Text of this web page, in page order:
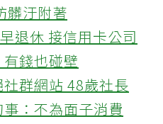
髒汙附著
退休 接信用卡公司
錢也碰壁
群網站 48歲社長
：不為面子消費